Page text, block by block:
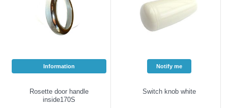
Information
Rosette door handle
inside170S
Notify me
Switch knob white